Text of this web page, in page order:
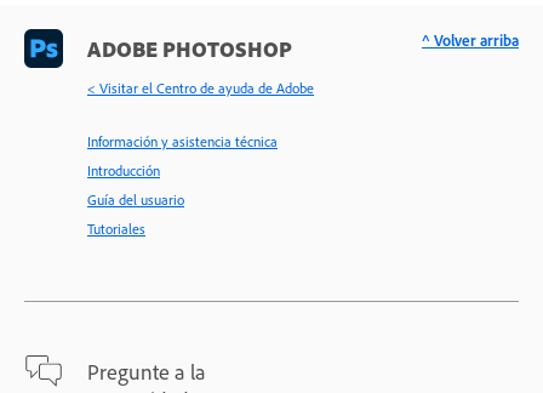
ADOBE PHOTOSHOP
< Visitar el Centro de ayuda de Adobe
Información y asistencia técnica
Introducción
Guía del usuario
Tutoriales
Pregunte a la
^ Volver arriba